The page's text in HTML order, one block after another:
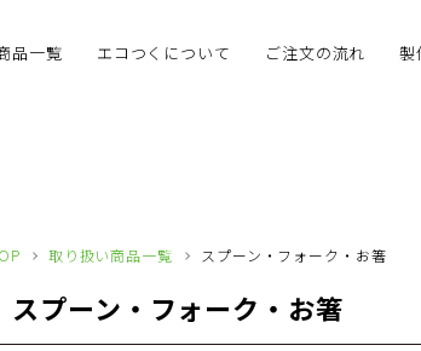
品一覧 エコつくについて ご注文の流れ 製
取り扱い商品一覧 スプーン・フォーク・お箸
スプーン・フォーク・お箸